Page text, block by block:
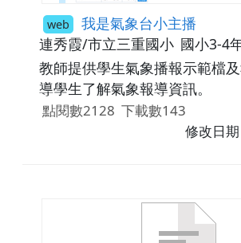
web 我是氣象台小主播
連秀霞/市立三重國小 國小3-4
教師提供學生氣象播報示範檔
導學生了解氣象報導資訊。
點閱數2128 下載數143
修改日